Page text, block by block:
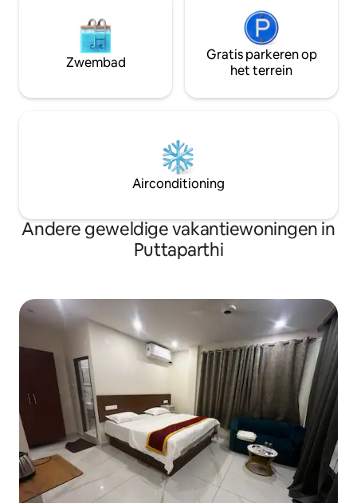
Zwembad
Gratis parkeren op
het terrein
Airconditioning
Andere geweldige vakantiewoningen in
Puttaparthi